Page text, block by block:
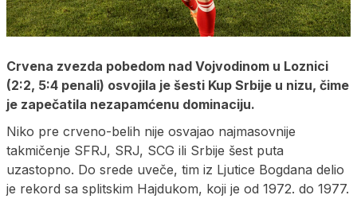
Crvena zvezda pobedom nad Vojvodinom u Loznici
(2:2, 5:4 penali) osvojila je šesti Kup Srbije u nizu, čime
je zapečatila nezapamćenu dominaciju.
Niko pre crveno-belih nije osvajao najmasovnije
takmičenje SFRJ, SRJ, SCG ili Srbije šest puta
uzastopno. Do srede uveče, tim iz Ljutice Bogdana delio
je rekord sa splitskim Hajdukom, koji je od 1972. do 1977.